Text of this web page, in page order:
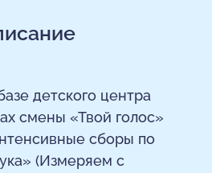
детского центра
смены «Твой голос»
сборы по
(Измеряем с